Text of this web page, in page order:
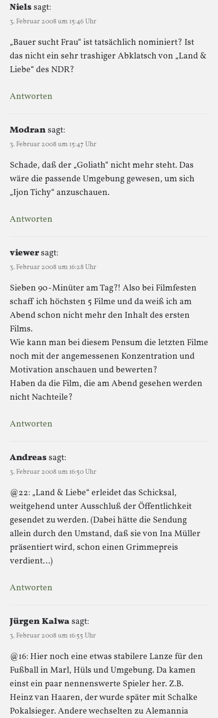
Nielssagt:
3. Februar 2008 um 15:46 Uhr
„Bauer sucht Frau“ ist tatsächlich nominiert? Ist
das nicht ein sehr trashiger Abklatsch von „Land &
Liebe“ des NDR?
Antworten
Modransagt:
3. Februar 2008 um 15:47 Uhr
Schade, daß der „Goliath“ nicht mehr steht. Das
wäre die passende Umgebung gewesen, um sich
„Ijon Tichy“ anzuschauen.
Antworten
viewersagt:
3. Februar 2008 um 16:28 Uhr
Sieben 90-Minüter am Tag?! Also bei Filmfesten
schaff ich höchsten 5 Filme und da weiß ich am
Abend schon nicht mehr den Inhalt des ersten
Films.
Wie kann man bei diesem Pensum die letzten Filme
noch mit der angemessenen Konzentration und
Motivation anschauen und bewerten?
Haben da die Film, die am Abend gesehen werden
nicht Nachteile?
Antworten
Andreassagt:
3. Februar 2008 um 16:50 Uhr
@22: „Land & Liebe“ erleidet das Schicksal,
weitgehend unter Ausschluß der Öffentlichkeit
gesendet zu werden. (Dabei hätte die Sendung
allein durch den Umstand, daß sie von Ina Müller
präsentiert wird, schon einen Grimmepreis
verdient…)
Antworten
Jürgen Kalwasagt:
3. Februar 2008 um 16:55 Uhr
@16: Hier noch eine etwas stabilere Lanze für den
Fußball in Marl, Hüls und Umgebung. Da kamen
einst ein paar nennenswerte Spieler her. Z.B.
Heinz van Haaren, der wurde später mit Schalke
Pokalsieger. Andere wechselten zu Alemannia